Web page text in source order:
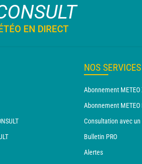
EN DIRECT
NOS SERVICES
Abonnement METEO
Abonnement METEO
Consultation avec
Bulletin PRO
Alertes